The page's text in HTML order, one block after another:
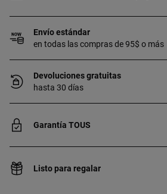
Envío estándar
en todas las compras de 95$ o más
Devoluciones gratuitas
hasta 30 días
Garantía TOUS
Listo para regalar